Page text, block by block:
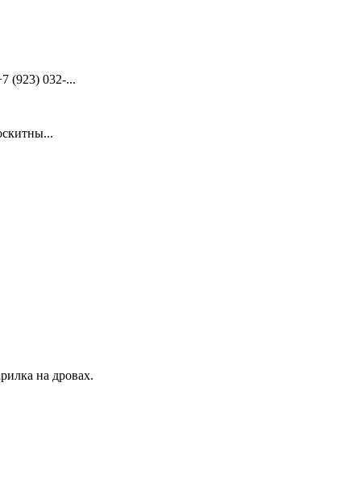
(923) 032-...
на дровах.